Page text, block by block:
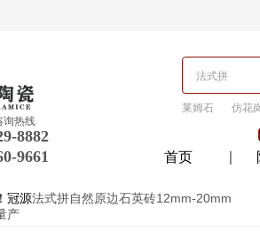
莱姆石
仿花
询热线
8882
9661
首页
冠源法式拼自然原边石英砖12mm-20mm
产